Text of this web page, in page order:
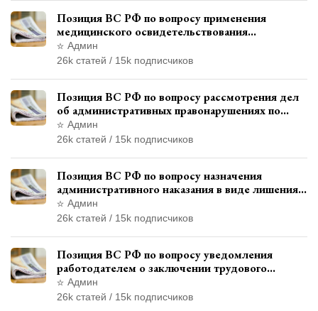
Позиция ВС РФ по вопросу применения
медицинского освидетельствования
военнослужащих при увольнении с военной
службы
Админ
26k статей / 15k подписчиков
Позиция ВС РФ по вопросу рассмотрения дел
об административных правонарушениях по
месту жительства и сроков давности
привлечения к ответственности
Админ
26k статей / 15k подписчиков
Позиция ВС РФ по вопросу назначения
административного наказания в виде лишения
права управления транспортными средствами
Админ
26k статей / 15k подписчиков
Позиция ВС РФ по вопросу уведомления
работодателем о заключении трудового
договора с бывшим государственным
служащим
Админ
26k статей / 15k подписчиков